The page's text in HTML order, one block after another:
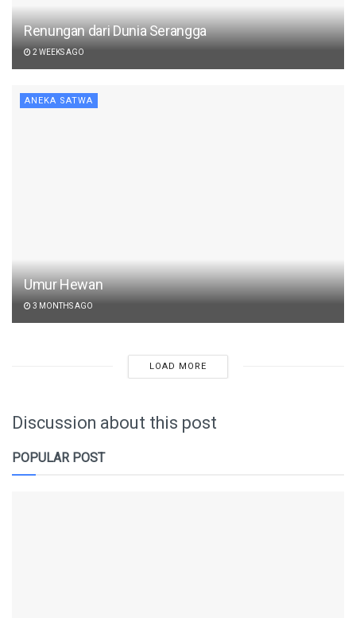
Renungan dari Dunia Serangga
2 WEEKS AGO
ANEKA SATWA
Umur Hewan
3 MONTHS AGO
LOAD MORE
Discussion about this post
POPULAR POST